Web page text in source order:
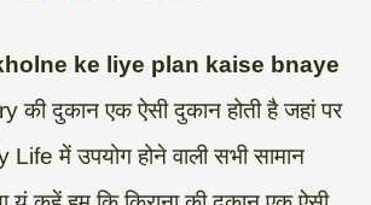
c
i
t
n
k
e
p
y
L
a
r
e
ke liye plan kaise bnaye
की दुकान एक ऐसी दुकान होती है जहां पर
में उपयोग होने वाली सभी सामान